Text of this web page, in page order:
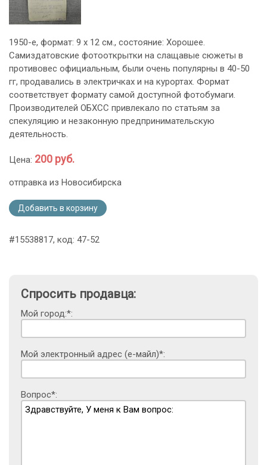
1950-е, формат: 9 х 12 см., состояние: Хорошее.
Самиздатовские фотооткрытки на слащавые сюжеты в
противовес официальным, были очень популярны в 40-50
гг, продавались в электричках и на курортах. Формат
соответствует формату самой доступной фотобумаги.
Производителей ОБХСС привлекало по статьям за
спекуляцию и незаконную предпринимательскую
деятельность.
Цена: 200 руб.
отправка из Новосибирска
Добавить в корзину
#15538817, код: 47-52
Спросить продавца:
Мой город:*:
Мой электронный адрес (е-майл)*:
Вопрос*: